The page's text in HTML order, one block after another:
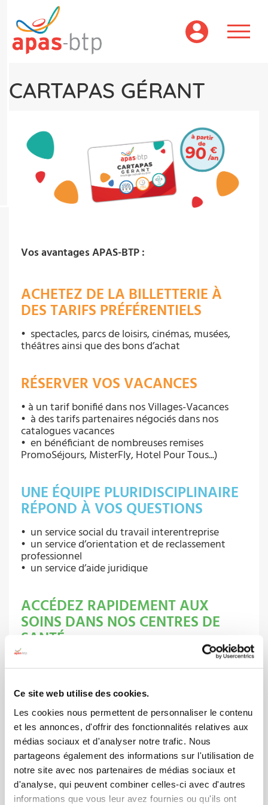
Ce site web utilise des cookies.
Les cookies nous permettent de personnaliser le contenu
et les annonces, d'offrir des fonctionnalités relatives aux
médias sociaux et d'analyser notre trafic. Nous
partageons également des informations sur l'utilisation de
notre site avec nos partenaires de médias sociaux et
d'analyse, qui peuvent combiner celles-ci avec d'autres
informations que vous leur avez fournies ou qu'ils ont
contenu
principal
CARTAPAS GÉRANT
Vos avantages APAS-BTP :
ACHETEZ DE LA BILLETTERIE À
DES TARIFS PRÉFÉRENTIELS
• spectacles, parcs de loisirs, cinémas, musées,
théâtres ainsi que des bons d’achat
RÉSERVER VOS VACANCES
• à un tarif bonifié dans nos Villages-Vacances
• à des tarifs partenaires négociés dans nos
catalogues vacances
• en bénéficiant de nombreuses remises
PromoSéjours, MisterFly, Hotel Pour Tous...)
UNE ÉQUIPE PLURIDISCIPLINAIRE
RÉPOND À VOS QUESTIONS
• un service social du travail interentreprise
• un service d’orientation et de reclassement
professionnel
• un service d’aide juridique
ACCÉDEZ RAPIDEMENT AUX
SOINS DANS NOS CENTRES DE
SANTÉ
• prenez rendez-vous en ligne sur nos plages
horaires dédiées aux bénéficiaires de l’APAS-BTP
Comment adhérer ?